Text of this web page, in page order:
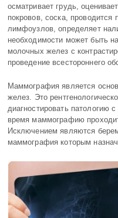
осматривает грудь,
покровов, соска, проводится
лимфоузлов, определяет
необходимости может быть
молочных желез с
проведение всестороннего
Маммография является
желез . Это
диагностировать патологию
время маммографию
Исключением являются
маммография которым